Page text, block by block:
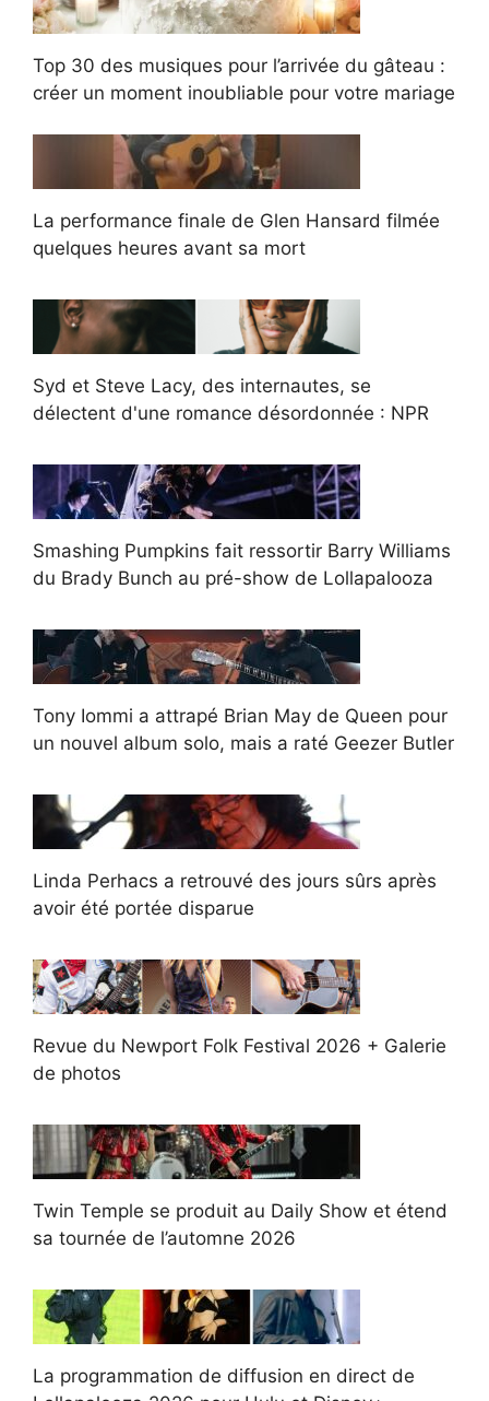
Top 30 des musiques pour l’arrivée du gâteau :
créer un moment inoubliable pour votre mariage
La performance finale de Glen Hansard filmée
quelques heures avant sa mort
Syd et Steve Lacy, des internautes, se
délectent d'une romance désordonnée : NPR
Smashing Pumpkins fait ressortir Barry Williams
du Brady Bunch au pré-show de Lollapalooza
Tony Iommi a attrapé Brian May de Queen pour
un nouvel album solo, mais a raté Geezer Butler
Linda Perhacs a retrouvé des jours sûrs après
avoir été portée disparue
Revue du Newport Folk Festival 2026 + Galerie
de photos
Twin Temple se produit au Daily Show et étend
sa tournée de l’automne 2026
La programmation de diffusion en direct de